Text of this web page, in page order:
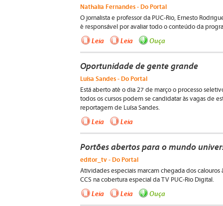
Nathalia Fernandes - Do Portal
O jornalista e professor da PUC-Rio, Ernesto
é responsável por avaliar todo o conteúdo da
Leia Leia Ouça
Oportunidade de gente grande
Luísa Sandes - Do Portal
Está aberto até o dia 27 de março o processo
todos os cursos podem se candidatar às vagas de
reportagem de Luísa Sandes.
Leia Leia
Portões abertos para o mundo
editor_tv - Do Portal
Atividades especiais marcam chegada dos
CCS na cobertura especial da TV PUC-Rio
Leia Leia Ouça